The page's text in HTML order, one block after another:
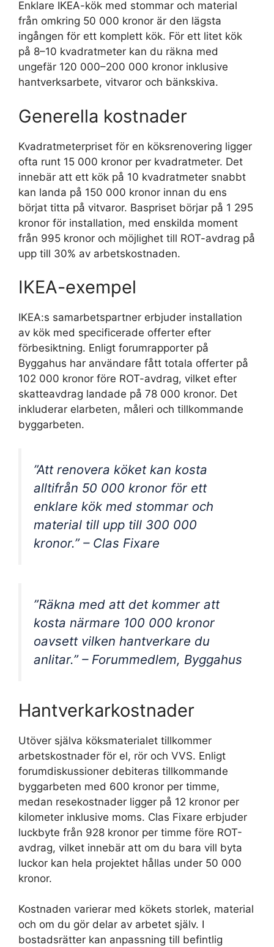
Enklare IKEA-kök med stommar och material
från omkring 50 000 kronor är den lägsta
ingången för ett komplett kök. För ett litet kök
på 8–10 kvadratmeter kan du räkna med
ungefär 120 000–200 000 kronor inklusive
hantverksarbete, vitvaror och bänkskiva.
Generella kostnader
Kvadratmeterpriset för en köksrenovering ligger
ofta runt 15 000 kronor per kvadratmeter. Det
innebär att ett kök på 10 kvadratmeter snabbt
kan landa på 150 000 kronor innan du ens
börjat titta på vitvaror. Baspriset börjar på 1 295
kronor för installation, med enskilda moment
från 995 kronor och möjlighet till ROT-avdrag på
upp till 30% av arbetskostnaden.
IKEA-exempel
IKEA:s samarbetspartner erbjuder installation
av kök med specificerade offerter efter
förbesiktning. Enligt forumrapporter på
Byggahus har användare fått totala offerter på
102 000 kronor före ROT-avdrag, vilket efter
skatteavdrag landade på 78 000 kronor. Det
inkluderar elarbeten, måleri och tillkommande
byggarbeten.
”Att renovera köket kan kosta
alltifrån 50 000 kronor för ett
enklare kök med stommar och
material till upp till 300 000
kronor.” – Clas Fixare
”Räkna med att det kommer att
kosta närmare 100 000 kronor
oavsett vilken hantverkare du
anlitar.” – Forummedlem, Byggahus
Hantverkarkostnader
Utöver själva köksmaterialet tillkommer
arbetskostnader för el, rör och VVS. Enligt
forumdiskussioner debiteras tillkommande
byggarbeten med 600 kronor per timme,
medan resekostnader ligger på 12 kronor per
kilometer inklusive moms. Clas Fixare erbjuder
luckbyte från 928 kronor per timme före ROT-
avdrag, vilket innebär att om du bara vill byta
luckor kan hela projektet hållas under 50 000
kronor.
Kostnaden varierar med kökets storlek, material
och om du gör delar av arbetet själv. I
bostadsrätter kan anpassning till befintlig